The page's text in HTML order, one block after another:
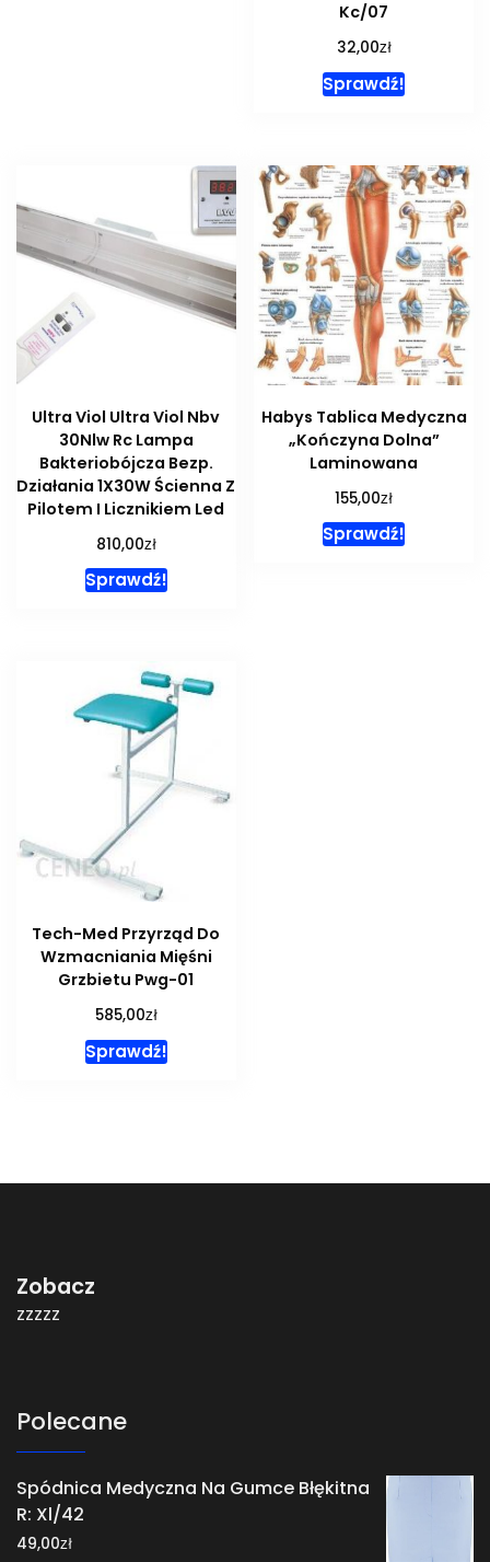
Kc/07
32,00zł
Sprawdź!
Ultra Viol Ultra Viol Nbv
30Nlw Rc Lampa
Bakteriobójcza Bezp.
Działania 1X30W Ścienna Z
Pilotem I Licznikiem Led
810,00zł
Sprawdź!
Habys Tablica Medyczna
„Kończyna Dolna”
Laminowana
155,00zł
Sprawdź!
Tech-Med Przyrząd Do
Wzmacniania Mięśni
Grzbietu Pwg-01
585,00zł
Sprawdź!
Zobacz
zzzzz
Polecane
Spódnica Medyczna Na Gumce Błękitna
R: Xl/42
49,00zł